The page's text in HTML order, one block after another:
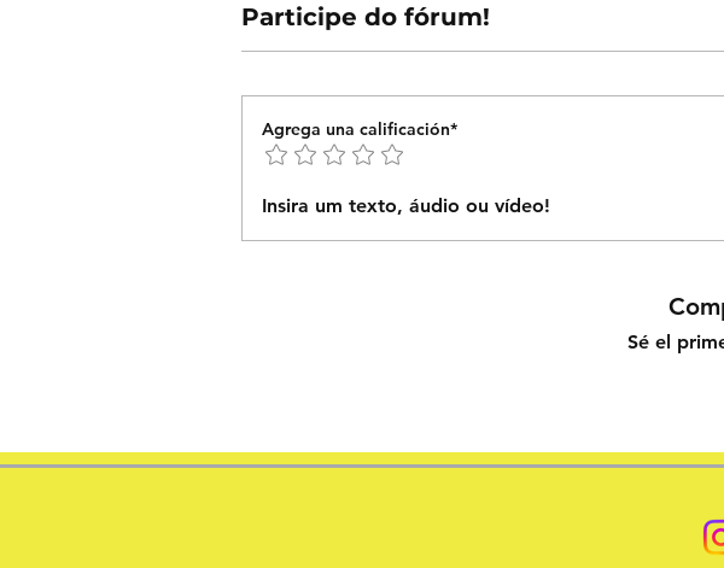
Participe do fórum!
Agrega una calificación*
Insira um texto, áudio ou vídeo!
Sé el